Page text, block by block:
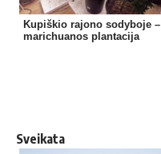
Kupiškio rajono sodyboje –
marichuanos plantacija
Sveikata